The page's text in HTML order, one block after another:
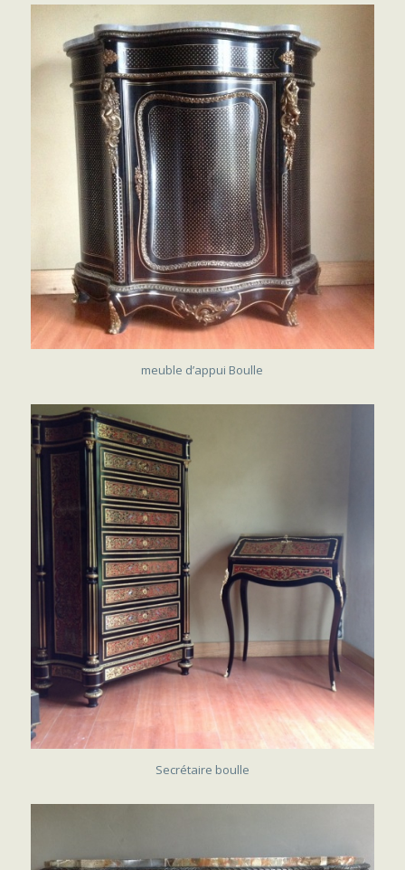
meuble d’appui Boulle
Secrétaire boulle